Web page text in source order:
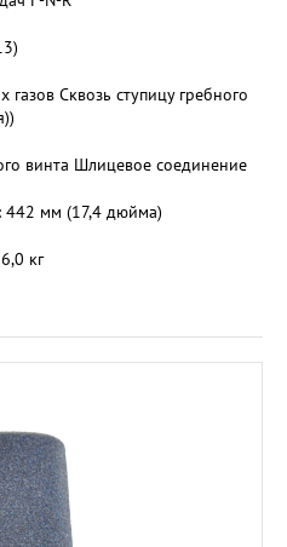
Сквозь ступицу гребного
винта Шлицевое соединение
442 мм (17,4 дюйма)
кг